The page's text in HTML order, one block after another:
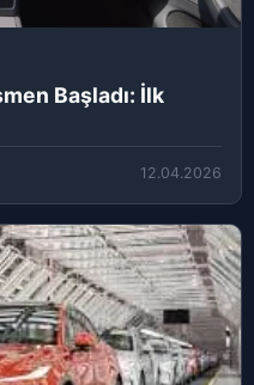
Başladı: İlk
12.04.2026